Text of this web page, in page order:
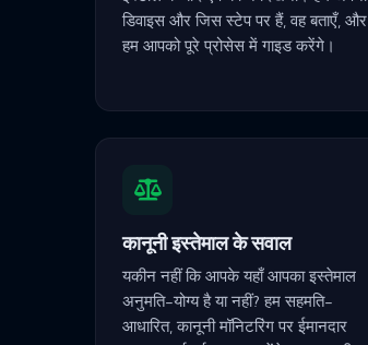
डिवाइस और जिस स्टेप पर हैं, वह बताएँ, और
हम आपको पूरे प्रोसेस में गाइड करेंगे।
कानूनी इस्तेमाल के सवाल
यकीन नहीं कि आपके यहाँ आपका इस्तेमाल
अनुमति-योग्य है या नहीं? हम सहमति-
आधारित, कानूनी मॉनिटरिंग पर ईमानदार